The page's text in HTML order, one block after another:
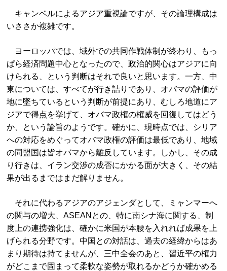
キャンベルによるアジア重視論ですが、その論理構成は
いささか複雑です。
ヨーロッパでは、域外での共同作戦体制が終わり、もっ
ぱら経済問題中心となったので、政治的関心はアジアに向
けられる、という判断はそれで良いと思います。一方、中
東については、すべてが行き詰りであり、オバマの評価が
地に墜ちているという判断が前提にあり、むしろ地道にア
ジアで得点を挙げて、オバマ政権の権威を回復してはどう
か、という論旨のようです。確かに、現時点では、シリア
への対応をめぐってオバマ政権の評価は最低であり、地域
の同盟国は皆オバマから離反しています。しかし、その成
り行きは、イラン交渉の成否にかかる面が大きく、その結
果が出るまではまだ解りません。
それに代わるアジアのアジェンダとして、ミャンマーへ
の関与の増大、ASEANとの、特に南シナ海に関する、制
度上の連携強化は、確かに米国が本腰を入れれば成果を上
げられる分野です。中国との対話は、過去の経緯からはあ
まり期待は持てませんが、三中全会のあと、習近平の権力
がどこまで固まって柔軟な姿勢が取れるかどうか確かめる